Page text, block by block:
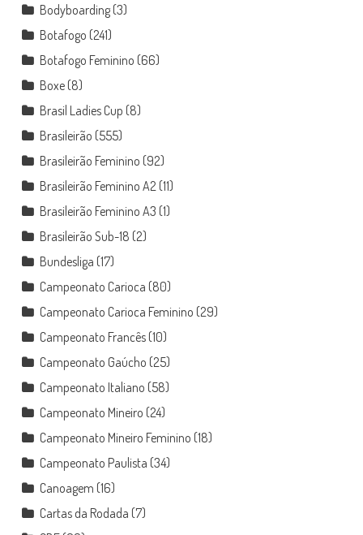
Bodyboarding(3)
Botafogo (241)
Botafogo Feminino (66)
Boxe(8)
Brasil Ladies Cup (8)
Brasileirão (555)
Brasileirão Feminino (92)
Brasileirão Feminino A2 (11)
Brasileirão Feminino A3 (1)
Brasileirão Sub-18 (2)
Bundesliga (17)
Campeonato Carioca (80)
Campeonato Carioca Feminino (29)
Campeonato Francês(10)
Campeonato Gaúcho (25)
Campeonato Italiano (58)
Campeonato Mineiro (24)
Campeonato Mineiro Feminino (18)
Campeonato Paulista (34)
Canoagem (16)
Cartas da Rodada (7)